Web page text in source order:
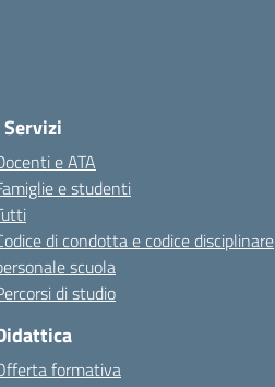
Servizi
e ATA
e studenti
di condotta e codice disciplinare
scuola
di studio
formativa